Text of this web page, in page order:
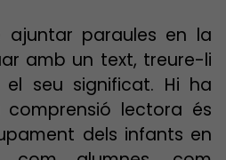
ajuntar paraules en la
amb un text, treure-li
seu significat. Hi ha
comprensió lectora és
dels infants en